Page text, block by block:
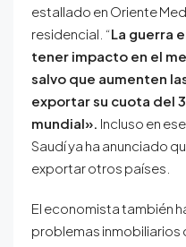
estallado en Oriente
residencial. “La guerra
tener impacto en el
salvo que aumenten
exportar su cuota del
mundial». Incluso en
Saudí ya ha anunciado
exportar otros países.
El economista también
problemas inmobiliarios